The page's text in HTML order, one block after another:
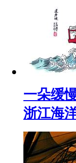
一朵缓
浙江海